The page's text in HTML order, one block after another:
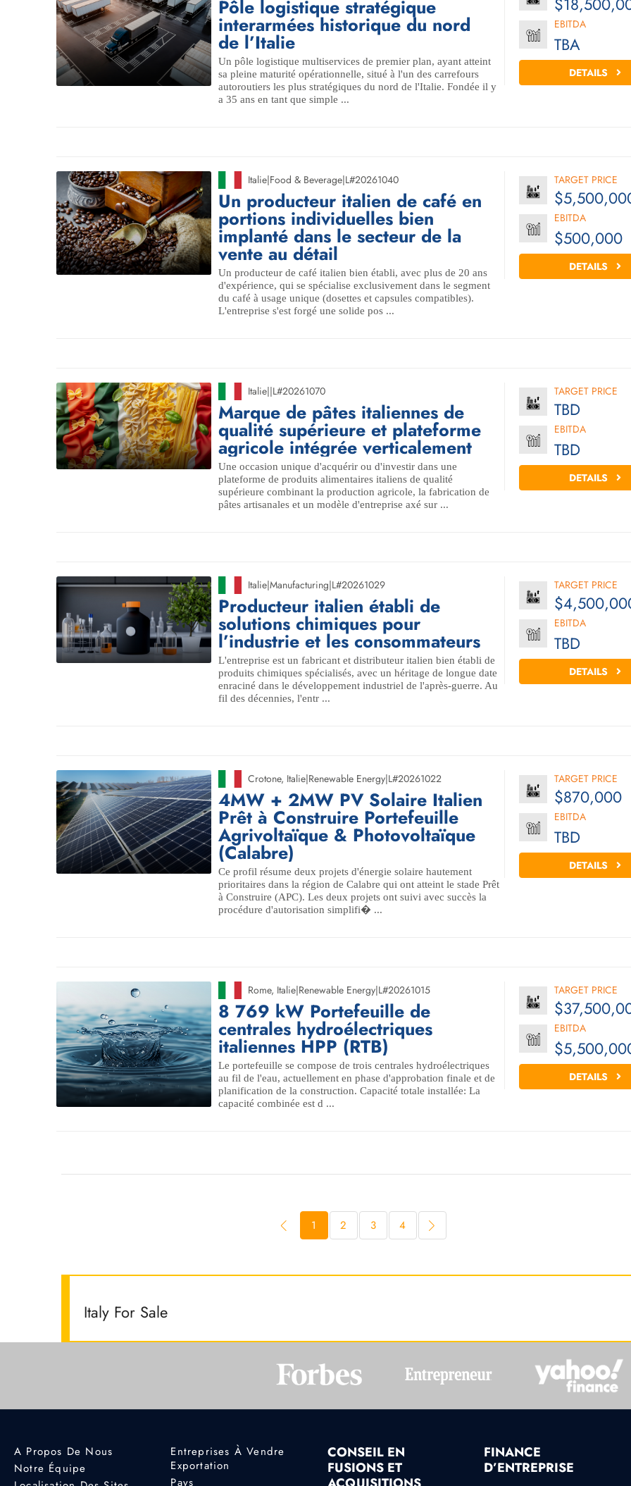
Pôle logistique stratégique
interarmées historique du nord
de l’Italie
Un pôle logistique multiservices de premier plan, ayant atteint
sa pleine maturité opérationnelle, situé à l'un des carrefours
autoroutiers les plus stratégiques du nord de l'Italie. Fondée il y
a 35 ans en tant que simple ...
EBITDA
TBA
DETAILS
Italie|Food & Beverage|L#20261040
Un producteur italien de café en
portions individuelles bien
implanté dans le secteur de la
vente au détail
Un producteur de café italien bien établi, avec plus de 20 ans
d'expérience, qui se spécialise exclusivement dans le segment
du café à usage unique (dosettes et capsules compatibles).
L'entreprise s'est forgé une solide pos ...
TARGET PRICE
EBITDA
$500,000
DETAILS
Italie||L#20261070
Marque de pâtes italiennes de
qualité supérieure et plateforme
agricole intégrée verticalement
Une occasion unique d'acquérir ou d'investir dans une
plateforme de produits alimentaires italiens de qualité
supérieure combinant la production agricole, la fabrication de
pâtes artisanales et un modèle d'entreprise axé sur ...
TARGET PRICE
TBD
EBITDA
TBD
DETAILS
Italie|Manufacturing|L#20261029
Producteur italien établi de
solutions chimiques pour
l’industrie et les consommateurs
L'entreprise est un fabricant et distributeur italien bien établi de
produits chimiques spécialisés, avec un héritage de longue date
enraciné dans le développement industriel de l'après-guerre. Au
fil des décennies, l'entr ...
TARGET PRICE
EBITDA
TBD
DETAILS
Crotone, Italie|Renewable Energy|L#20261022
4MW + 2MW PV Solaire Italien
Prêt à Construire Portefeuille
Agrivoltaïque & Photovoltaïque
(Calabre)
Ce profil résume deux projets d'énergie solaire hautement
prioritaires dans la région de Calabre qui ont atteint le stade Prêt
à Construire (APC). Les deux projets ont suivi avec succès la
procédure d'autorisation simplifi� ...
TARGET PRICE
$870,000
EBITDA
TBD
DETAILS
Rome, Italie|Renewable Energy|L#20261015
8 769 kW Portefeuille de
centrales hydroélectriques
italiennes HPP (RTB)
Le portefeuille se compose de trois centrales hydroélectriques
au fil de l'eau, actuellement en phase d'approbation finale et de
planification de la construction. Capacité totale installée: La
capacité combinée est d ...
TARGET PRICE
EBITDA
DETAILS
1 2 3 4
Italy For Sale
A Propos De Nous
Notre Équipe
Entreprises À Vendre
Exportation
Pays
CONSEIL EN
FUSIONS ET
FINANCE
D’ENTREPRISE